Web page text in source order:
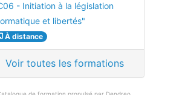
- Initiation à la législation
et libertés"
À distance
Voir toutes les formations